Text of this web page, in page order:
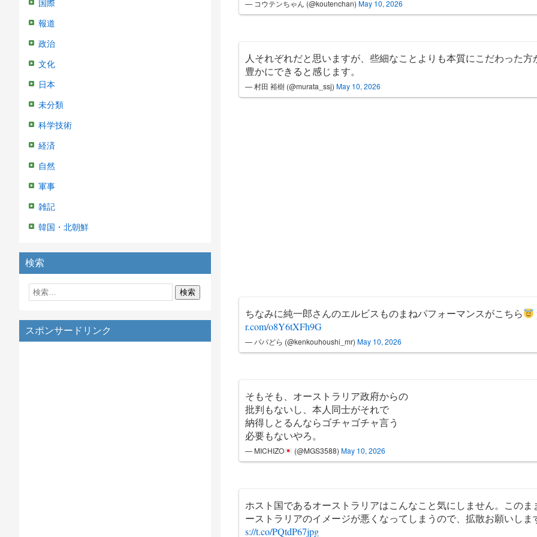
国際
報道
政治
文化
日本
未分類
科学技術
経済
自然
軍事
雑記
韓国・北朝鮮
検索
スポンサードリンク
— コウテンちゃん (@koutenchan) May 10, 2026
人それぞれだと思いますが、些細なことよりも本質にこだわった方
豊かにできると感じます。
— 村田 裕樹 (@murata_ssj) May 10, 2026
ちなみに純一郎さんのエルビスものまねパフォーマンスがこちら
r.com/o8Y6tXFh9G
— パパどら (@kenkouhoushi_mr) May 10, 2026
そもそも、オーストラリア政府からの
批判もないし、本人同士がそれで
納得しとるんならゴチャゴチャ言う
必要もないやろ。
— MICHIZO (@MGS3588) May 10, 2026
ホスト国であるオーストラリアはこんなこと気にしません。このま
ーストラリアのイメージが悪くなってしまうので、拡散お願いしま
s://t.co/PQtdP67jpg